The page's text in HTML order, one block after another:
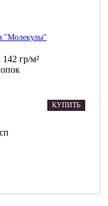
"Молекулы"
гр/м²
КУПИТЬ